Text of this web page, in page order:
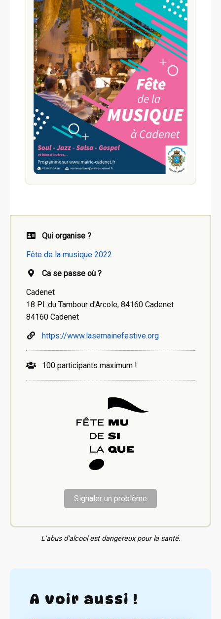
Qui organise ?
Fête de la musique 2022
Ca se passe où ?
Cadenet
18 Pl. du Tambour d'Arcole, 84160 Cadenet
84160 Cadenet
https://www.lasemainefestive.org
100 participants maximum !
Signaler un problème
L'abus d'alcool est dangereux pour la santé.
A voir aussi !